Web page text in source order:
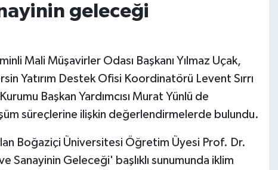
geleceği
Mali Müşavirler Odası Başkanı Yılmaz Uçak,
Yatırım Destek Ofisi Koordinatörü Levent Sırrı
Başkan Yardımcısı Murat Yünlü de
süreçlerine ilişkin değerlendirmelerde bulundu.
Boğaziçi Üniversitesi Öğretim Üyesi Prof. Dr.
Sanayinin Geleceği' başlıklı sunumunda iklim